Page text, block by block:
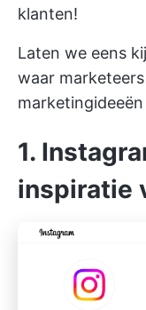
klanten!
Laten we eens
waar
1.
inspiratie